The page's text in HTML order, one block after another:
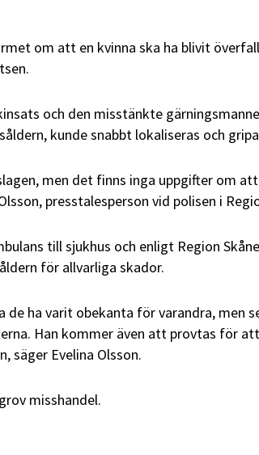
om att en kvinna ska ha blivit
och den misstänkte
kunde snabbt lokaliseras och
men det finns inga uppgifter om
presstalesperson vid polisen i
till sjukhus och enligt Region
för allvarliga skador.
de ha varit obekanta för varandra, men
Han kommer även att provtas för
säger Evelina Olsson.
misshandel.